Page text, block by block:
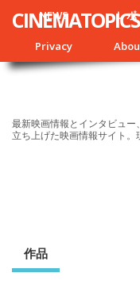
NEWS レポ
Privacy
CINEMATOPICS
最新映画情報とインタビュ
立ち上げた映画情報サイト。
作品